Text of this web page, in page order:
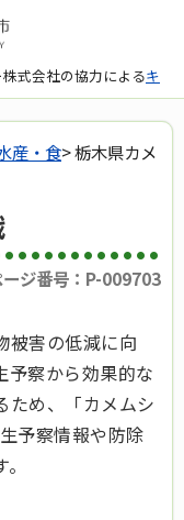
式会社の協力によるキ
産・食> 栃木県カメ
ジ番号：P-009703
被害の低減に向
予察から効果的な
ため、「カメムシ
予察情報や防除